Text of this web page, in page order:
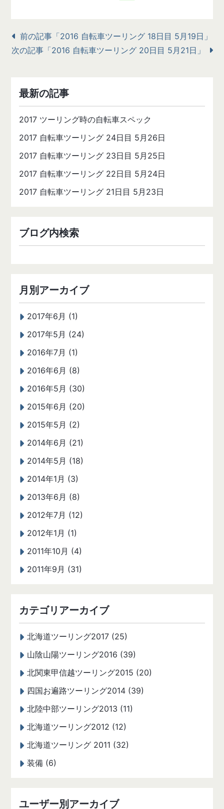
前の記事「2016 自転車ツーリング 18日目 5月19日」
次の記事「2016 自転車ツーリング 20日目 5月21日」
最新の記事
2017 ツーリング時の自転車スペック
2017 自転車ツーリング 24日目 5月26日
2017 自転車ツーリング 23日目 5月25日
2017 自転車ツーリング 22日目 5月24日
2017 自転車ツーリング 21日目 5月23日
ブログ内検索
月別アーカイブ
2017年6月 (1)
2017年5月 (24)
2016年7月 (1)
2016年6月 (8)
2016年5月 (30)
2015年6月 (20)
2015年5月 (2)
2014年6月 (21)
2014年5月 (18)
2014年1月 (3)
2013年6月 (8)
2012年7月 (12)
2012年1月 (1)
2011年10月 (4)
2011年9月 (31)
カテゴリアーカイブ
北海道ツーリング2017 (25)
山陰山陽ツーリング2016 (39)
北関東甲信越ツーリング2015 (20)
四国お遍路ツーリング2014 (39)
北陸中部ツーリング2013 (11)
北海道ツーリング2012 (12)
北海道ツーリング 2011 (32)
装備 (6)
ユーザー別アーカイブ